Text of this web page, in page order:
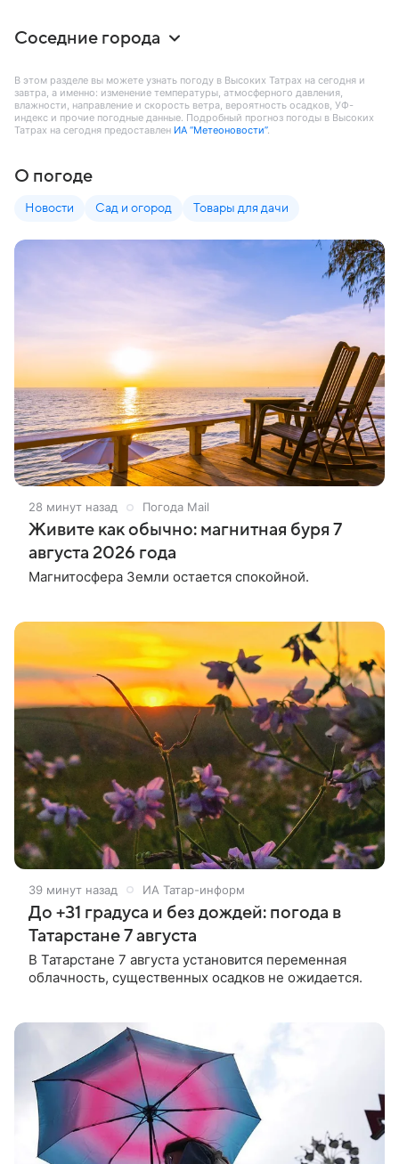
Соседние города
В этом разделе вы можете узнать погоду в Высоких Татрах на сегодня и
завтра, а именно: изменение температуры, атмосферного давления,
влажности, направление и скорость ветра, вероятность осадков, УФ-
индекс и прочие погодные данные. Подробный прогноз погоды в Высоких
Татрах на сегодня предоставлен ИА “Метеоновости”.
О погоде
Новости Сад и огород Товары для дачи
28 минут назад Погода Mail
Живите как обычно: магнитная буря 7
августа 2026 года
Магнитосфера Земли остается спокойной.
39 минут назад ИА Татар-информ
До +31 градуса и без дождей: погода в
Татарстане 7 августа
В Татарстане 7 августа установится переменная
облачность, существенных осадков не ожидается.